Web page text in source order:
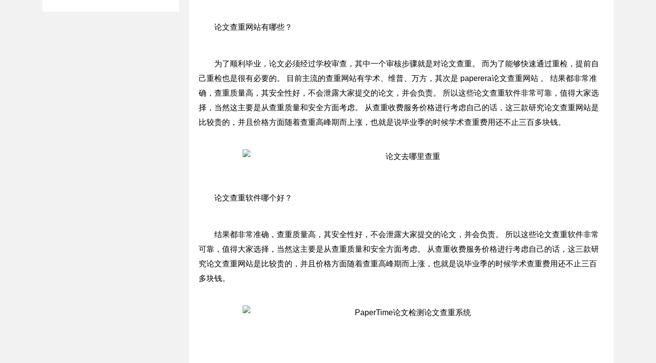
论文查重网站有哪些？
为了顺利毕业，论文必须经过学校审查，其中一个审核步骤就是对论文查重。 而为了能够快速通过重检，提前自
己重检也是很有必要的。 目前主流的查重网站有学术、维普、万方，其次是 paperera论文查重网站 。 结果都非常准
确，查重质量高，其安全性好，不会泄露大家提交的论文，并会负责。 所以这些论文查重软件非常可靠，值得大家选
择，当然这主要是从查重质量和安全方面考虑。 从查重收费服务价格进行考虑自己的话，这三款研究论文查重网站是
比较贵的，并且价格方面随着查重高峰期而上涨，也就是说毕业季的时候学术查重费用还不止三百多块钱。
论文查重软件哪个好？
结果都非常准确，查重质量高，其安全性好，不会泄露大家提交的论文，并会负责。 所以这些论文查重软件非常
可靠，值得大家选择，当然这主要是从查重质量和安全方面考虑。 从查重收费服务价格进行考虑自己的话，这三款研
究论文查重网站是比较贵的，并且价格方面随着查重高峰期而上涨，也就是说毕业季的时候学术查重费用还不止三百
多块钱。